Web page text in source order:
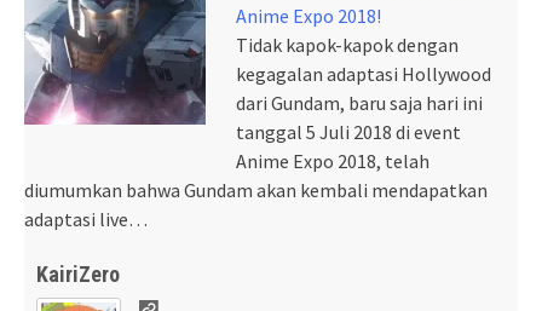
Anime Expo 2018!
Tidak kapok-kapok dengan
kegagalan adaptasi Hollywood
dari Gundam, baru saja hari ini
tanggal 5 Juli 2018 di event
Anime Expo 2018, telah
diumumkan bahwa Gundam akan kembali mendapatkan
adaptasi live…
KairiZero